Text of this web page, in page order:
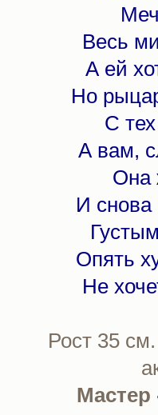
Весь
А ей
Но
С
А вам,
Она
И снова
Опять
Не
Рост 35
Мастер